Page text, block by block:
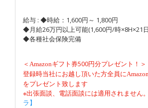
給与 : ◆時給：1,600円～ 1,800円
◆月給26万円以上可能(1,600円/時×8H×21
◆各種社会保険完備
＜ Amazonギフト券500円分プレゼント！＞
登録時当社にお越し頂いた方全員に
をプレゼント致します
※出張面談、電話面談には適用されません。
ラ】